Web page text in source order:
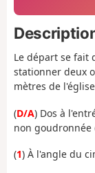
Le départ se fait
stationner deux
mètres de
(D/A) Dos à
non goudronnée
(1) À l'angle du